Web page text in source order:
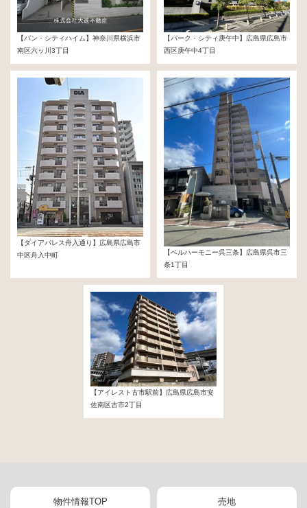
【パン・シティハイム】神奈川県横浜市
南区六ッ川3丁目
768万円
【パーク・シティ庚午中】広島県広島市
西区庚午中4丁目
37,980,000円
【ダイアパレス舟入通り】広島県広島市
中区舟入中町
【ベルハーモニー呉三条】広島県呉市三
条1丁目
13,700,000円
【アイレスト古市駅前】広島県広島市安
佐南区古市2丁目
31,980,000円
物件情報TOP 売地